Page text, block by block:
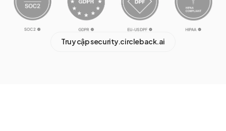
Truy cập security.circleback.ai